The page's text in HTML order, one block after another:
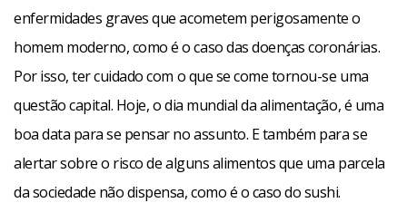
enfermidades graves que acometem perigosamente o
homem moderno, como é o caso das doenças coronárias.
Por isso, ter cuidado com o que se come tornou-se uma
questão capital. Hoje, o dia mundial da alimentação, é uma
boa data para se pensar no assunto. E também para se
alertar sobre o risco de alguns alimentos que uma parcela
da sociedade não dispensa, como é o caso do sushi.